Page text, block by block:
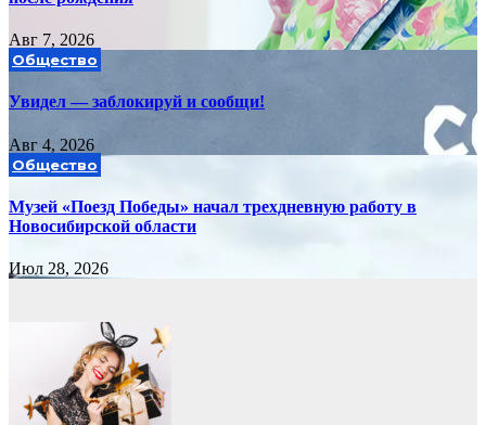
Авг 7, 2026
Общество
Увидел — заблокируй и сообщи!
Авг 4, 2026
Общество
Музей «Поезд Победы» начал трехдневную работу в
Новосибирской области
Июл 28, 2026